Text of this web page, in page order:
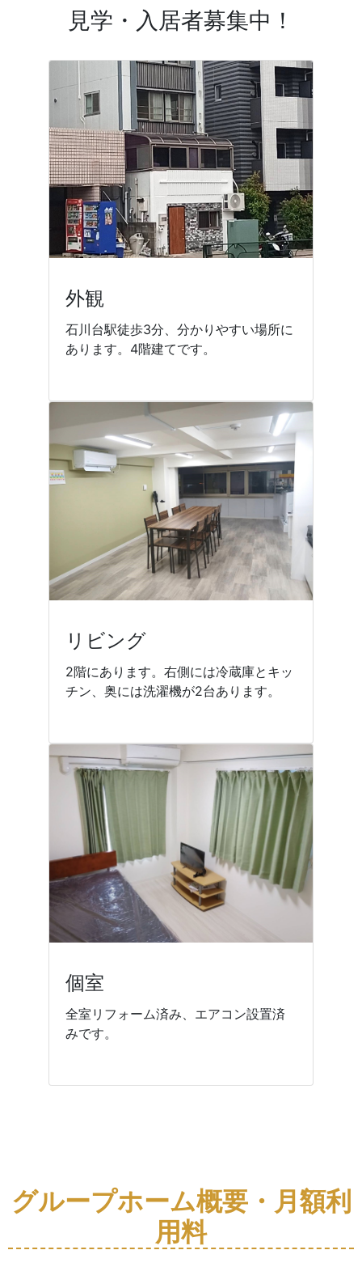
見学・入居者募集中！
外観
石川台駅徒歩3分、分かりやすい場所に
あります。4階建てです。
リビング
2階にあります。右側には冷蔵庫とキッ
チン、奥には洗濯機が2台あります。
個室
全室リフォーム済み、エアコン設置済
みです。
グループホーム概要・月額利
用料